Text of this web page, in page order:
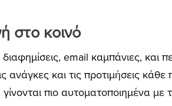
στο κοινό
email καμπάνιες, και
ανάγκες και τις προτιμήσεις
πιο αυτοματοποιημένα με